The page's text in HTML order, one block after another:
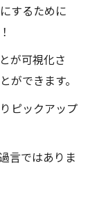
するために
が可視化さ
ができます。
ピックアップ
言ではありま